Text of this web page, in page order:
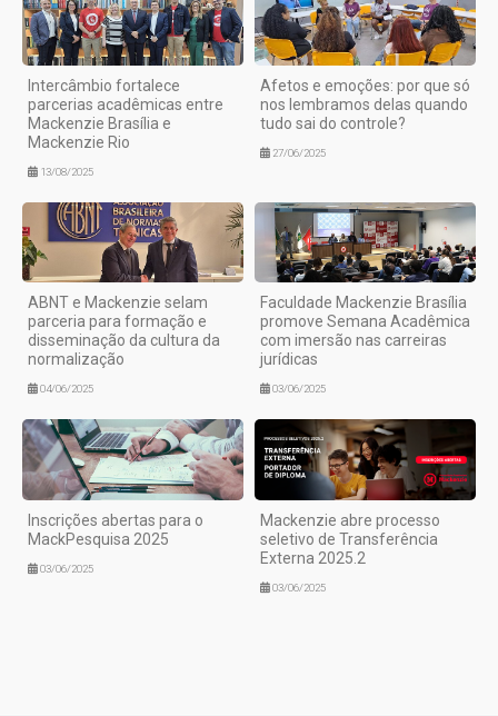
Intercâmbio fortalece
parcerias acadêmicas entre
Mackenzie Brasília e
Mackenzie Rio
13/08/2025
Afetos e emoções: por que só
nos lembramos delas quando
tudo sai do controle?
27/06/2025
ABNT e Mackenzie selam
parceria para formação e
disseminação da cultura da
normalização
04/06/2025
Faculdade Mackenzie Brasília
promove Semana Acadêmica
com imersão nas carreiras
jurídicas
03/06/2025
Inscrições abertas para o
MackPesquisa 2025
03/06/2025
Mackenzie abre processo
seletivo de Transferência
Externa 2025.2
03/06/2025